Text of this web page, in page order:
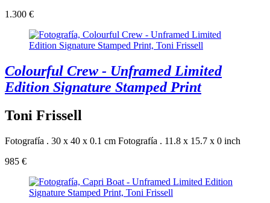
1.300 €
Colourful Crew - Unframed Limited
Edition Signature Stamped Print
Toni Frissell
Fotografía . 30 x 40 x 0.1 cm Fotografía . 11.8 x 15.7 x 0 inch
985 €